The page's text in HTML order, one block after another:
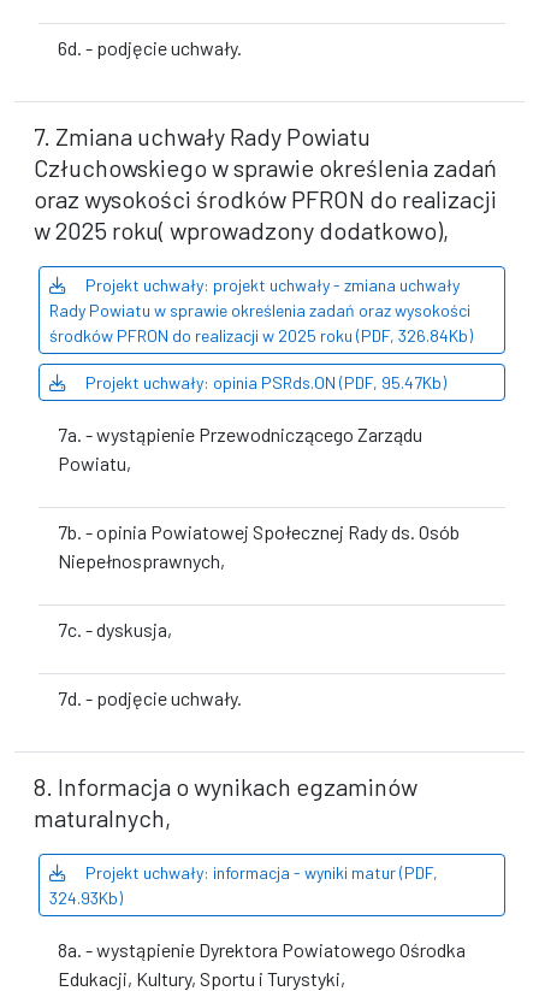
6d. - podjęcie uchwały.
7. Zmiana uchwały Rady Powiatu
Człuchowskiego w sprawie określenia zadań
oraz wysokości środków PFRON do realizacji
w 2025 roku( wprowadzony dodatkowo),
Projekt uchwały: projekt uchwały - zmiana uchwały
Rady Powiatu w sprawie określenia zadań oraz wysokości
środków PFRON do realizacji w 2025 roku (PDF, 326.84Kb)
Projekt uchwały: opinia PSRds.ON (PDF, 95.47Kb)
7a. - wystąpienie Przewodniczącego Zarządu
Powiatu,
7b. - opinia Powiatowej Społecznej Rady ds. Osób
Niepełnosprawnych,
7c. - dyskusja,
7d. - podjęcie uchwały.
8. Informacja o wynikach egzaminów
maturalnych,
Projekt uchwały: informacja - wyniki matur (PDF,
324.93Kb)
8a. - wystąpienie Dyrektora Powiatowego Ośrodka
Edukacji, Kultury, Sportu i Turystyki,